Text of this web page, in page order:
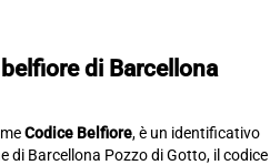
di Barcellona
Codice Belfiore, è un identificativo
di Barcellona Pozzo di Gotto, il codice